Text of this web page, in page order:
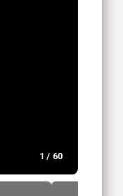
1 / 60